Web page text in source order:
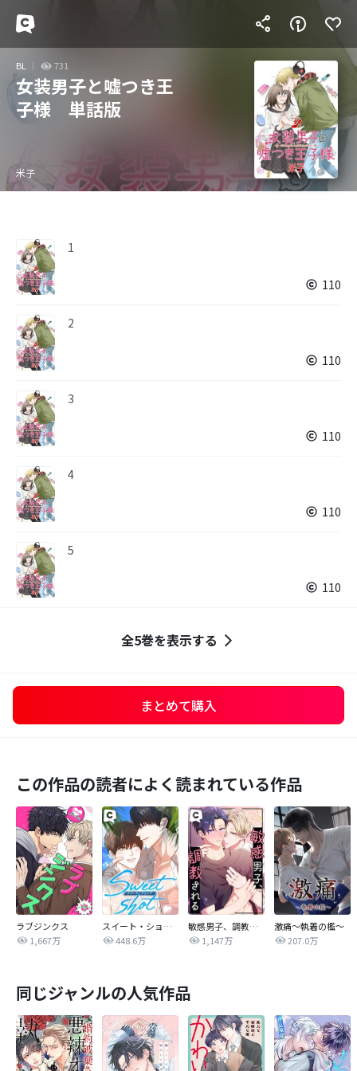
BL 731
女装男子と嘘つき王
子様 単話版
米子
1
110
2
110
3
110
4
110
5
110
全5巻を表示する
まとめて購入
この作品の読者によく読まれている作品
ラブジンクス
1,667万
スイート・ショット
448.6万
敏感男子、調教される
1,147万
激痛～執着の檻～
207.0万
同じジャンルの人気作品